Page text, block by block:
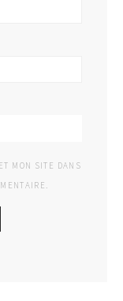
MON SITE DANS